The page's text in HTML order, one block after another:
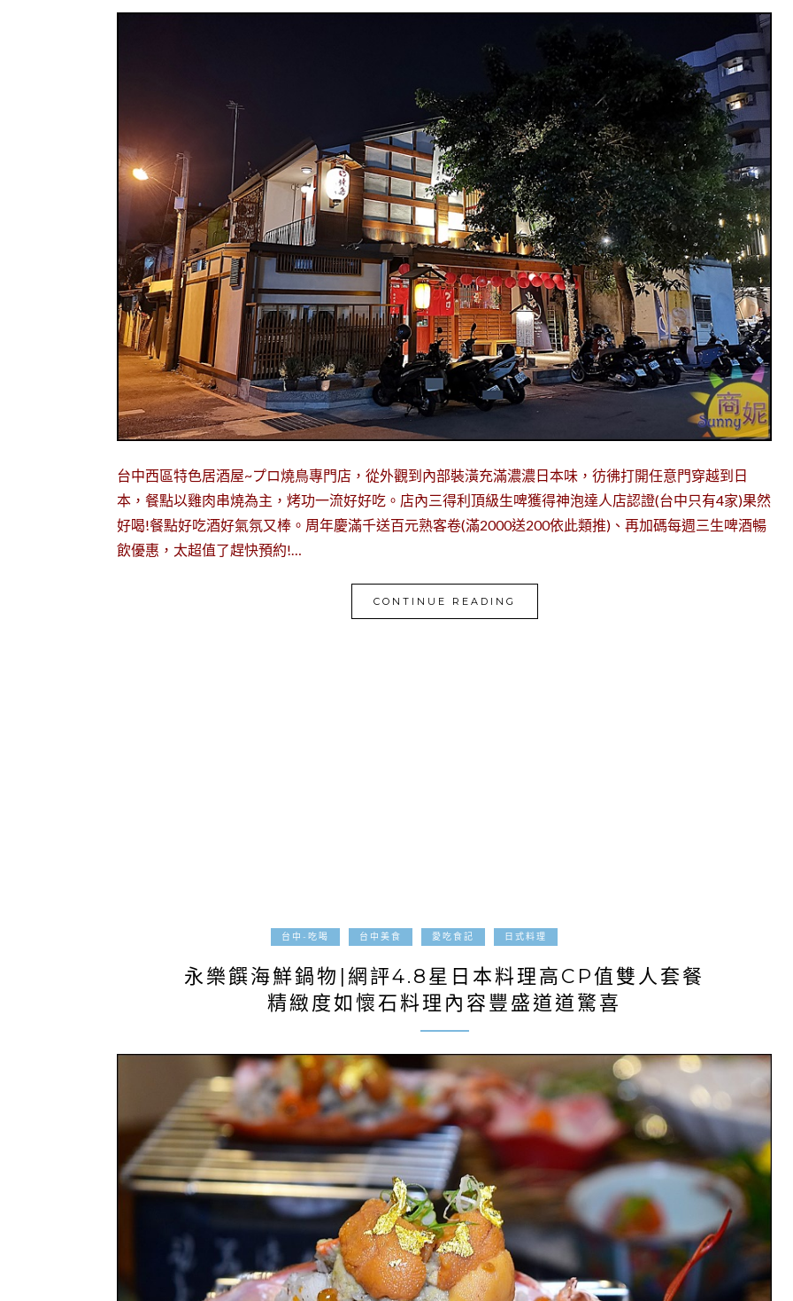
台中西區特色居酒屋~プロ燒鳥專門店，從外觀到內部裝潢充滿濃濃日本味，彷彿打開任意門穿越到日
本，餐點以雞肉串燒為主，烤功一流好好吃。店內三得利頂級生啤獲得神泡達人店認證(台中只有4家)果然
好喝!餐點好吃酒好氣氛又棒。周年慶滿千送百元熟客卷(滿2000送200依此類推)、再加碼每週三生啤酒暢
飲優惠，太超值了趕快預約!…
CONTINUE READING
台中-吃喝 台中美食 愛吃食記 日式料理
永樂饌海鮮鍋物|網評4.8星日本料理高CP值雙人套餐
精緻度如懷石料理內容豐盛道道驚喜